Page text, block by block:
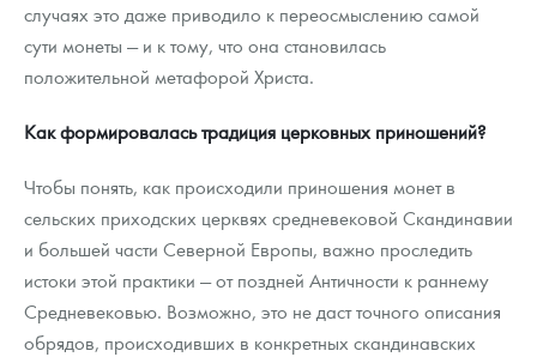
случаях это даже приводило к переосмыслению самой
сути монеты — и к тому, что она становилась
положительной метафорой Христа.
Как формировалась традиция церковных приношений?
Чтобы понять, как происходили приношения монет в
сельских приходских церквях средневековой Скандинавии
и большей части Северной Европы, важно проследить
истоки этой практики — от поздней Античности к раннему
Средневековью. Возможно, это не даст точного описания
обрядов, происходивших в конкретных скандинавских